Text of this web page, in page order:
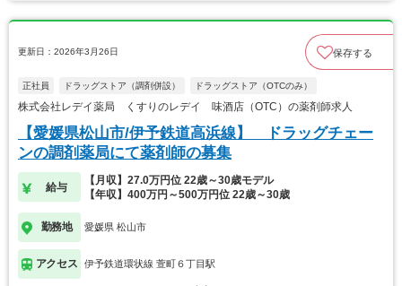
更新日：2026年3月26日 保存する
正社員 ドラッグストア（調剤併設） ドラッグストア（OTCのみ）
株式会社レデイ薬局 くすりのレデイ 味酒店（OTC）の薬剤師求人
【愛媛県松山市/伊予鉄道高浜線】 ドラッグチェー
ンの調剤薬局にて薬剤師の募集
給与
【月収】27.0万円位 22歳～30歳モデル
【年収】400万円～500万円位 22歳～30歳
勤務地 愛媛県 松山市
アクセス 伊予鉄道環状線 萱町６丁目駅